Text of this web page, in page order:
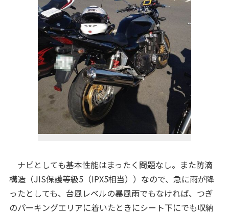
ナビとしても基本性能はまったく問題なし。また防滴
構造（JIS保護等級5（IPX5相当））なので、急に雨が降
ったとしても、台風レベルの暴風雨でもなければ、つぎ
のパーキングエリアに着いたときにシート下にでも収納